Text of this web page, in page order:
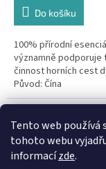
Tento web používá
tohoto webu
informacízde.
Do košíku
100% přírodní
významně podporuje
činnost horních cest
Původ: Čína